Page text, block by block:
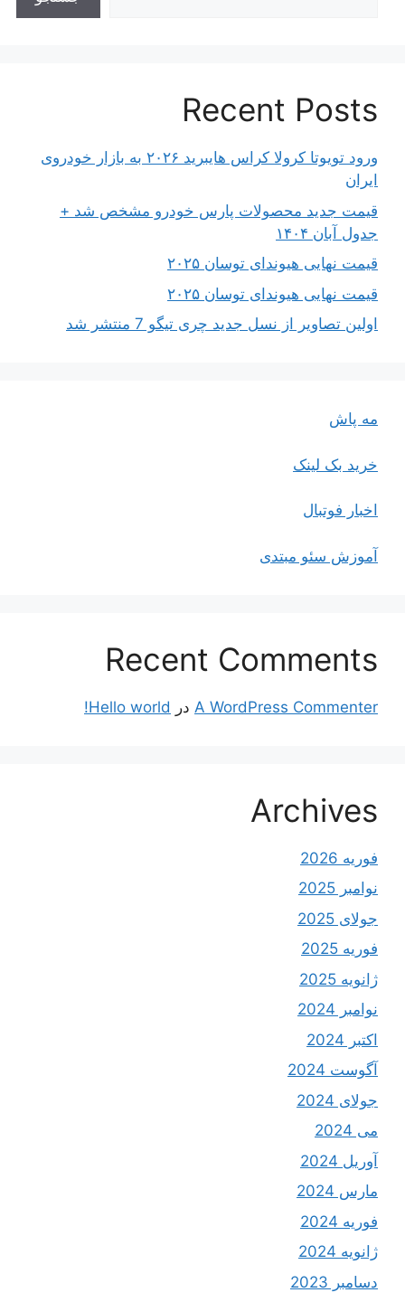
Recent Posts
ورود تویوتا کرولا کراس هایبرید ۲۰۲۶ به بازار خودروی
ایران
قیمت جدید محصولات پارس خودرو مشخص شد +
جدول آبان ۱۴۰۴
قیمت نهایی هیوندای توسان ۲۰۲۵
قیمت نهایی هیوندای توسان ۲۰۲۵
اولین تصاویر از نسل جدید چری تیگو 7 منتشر شد
مه پاش
خرید بک لینک
اخبار فوتبال
آموزش سئو مبتدی
Recent Comments
A WordPress Commenter در Hello world!
Archives
فوریه 2026
نوامبر 2025
جولای 2025
فوریه 2025
ژانویه 2025
نوامبر 2024
اکتبر 2024
آگوست 2024
جولای 2024
می 2024
آوریل 2024
مارس 2024
فوریه 2024
ژانویه 2024
دسامبر 2023